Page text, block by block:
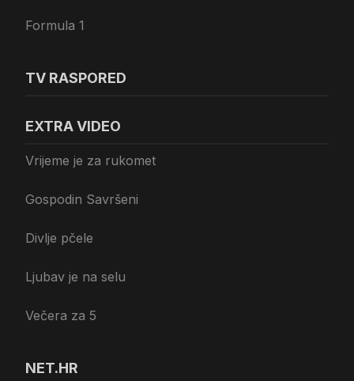
Formula 1
TV RASPORED
EXTRA VIDEO
Vrijeme je za rukomet
Gospodin Savršeni
Divlje pčele
Ljubav je na selu
Večera za 5
NET.HR